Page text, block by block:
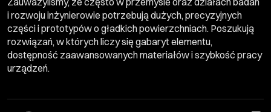
i rozwoju inżynierowie potrzebują dużych, precyzyjnych
części i prototypów o gładkich powierzchniach. Poszukują
rozwiązań, w których liczy się gabaryt elementu,
dostępność zaawansowanych materiałów i szybkość pracy
urządzeń.